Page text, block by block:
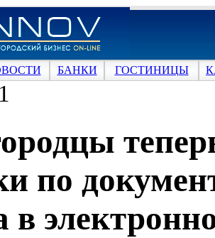
БАНКИ ГОСТИНИЦЫ
по
в